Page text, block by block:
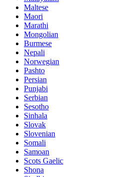
Maltese
Maori
Marathi
Mongolian
Burmese
Nepali
Norwegian
Pashto
Persian
Punjabi
Serbian
Sesotho
Sinhala
Slovak
Slovenian
Somali
Samoan
Scots Gaelic
Shona